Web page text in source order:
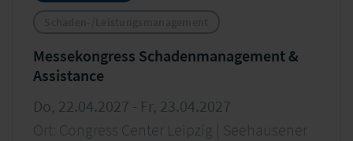
Messekongress Schadenmanagement &
Assistance
Do, 22.04.2027 - Fr, 23.04.2027
Ort: Congress Center Leipzig | Seehausener